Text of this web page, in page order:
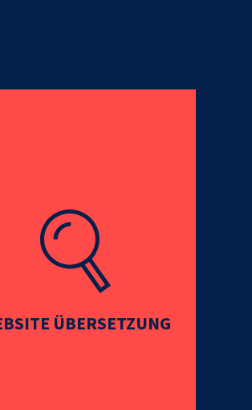
ÜBERSETZUNG